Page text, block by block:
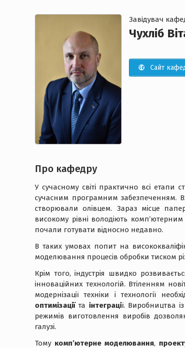
Завiдувач
Чухліб
Сайт
Про кафедру
У сучасному світі практично всі етапи
сучасним програмним забезпеченням.
створювали олівцем. Зараз місце
високому рівні володіють
почали готувати відносно недавно.
В таких умовах попит на
моделювання процесів обробки тиском
Крім того, індустрія швидко
інноваційних технологій. Втіленням
модернізації техніки і технології
оптимізаціїта інтеграції. Виробництва
режимів виготовлення виробів
галузі.
Тому комп’ютерне моделювання,